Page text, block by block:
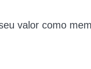
valor como